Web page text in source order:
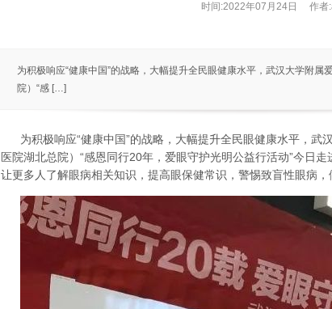
时间:2022年07月24日
作者
为积极响应“健康中国”的战略，大幅提升全民眼健康水平，武汉大学附属
院）“感 […]
为积极响应“健康中国”的战略，大幅提升全民眼健康水平，武
医院湖北总院）“感恩同行20年，爱眼守护光明公益行活动”今日
让更多人了解眼病相关知识，提高眼保健常识，警惕致盲性眼病，